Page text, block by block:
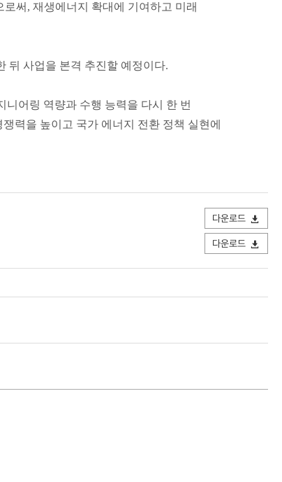
써, 재생에너지 확대에 기여하고 미래
뒤 사업을 본격 추진할 예정이다.
어링 역량과 수행 능력을 다시 한 번
력을 높이고 국가 에너지 전환 정책 실현에
다운로드
다운로드